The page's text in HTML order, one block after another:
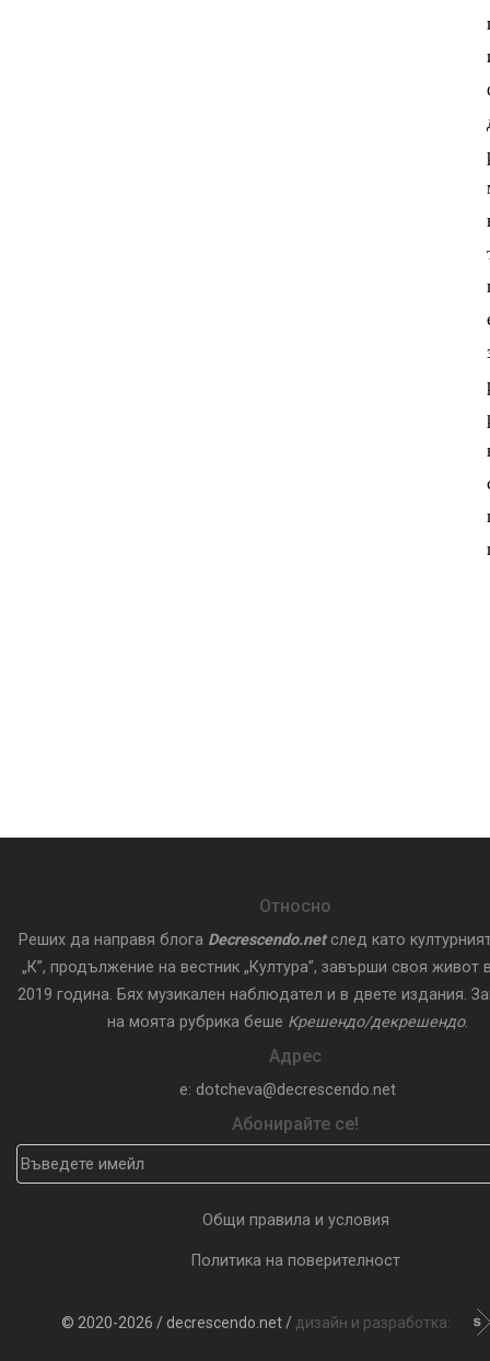
Относно
Реших да направя блога Decrescendo.net след като
„К”, продължение на вестник „Култура”, завърши своя живот
2019 година. Бях музикален наблюдател и в двете издания.
на моята рубрика беше Крешендо/декрешендо.
Адрес
e: dotcheva@decrescendo.net
Абонирайте се!
Общи правила и условия
Политика на поверителност
© 2020-2026 / decrescendo.net / дизайн и разработка: